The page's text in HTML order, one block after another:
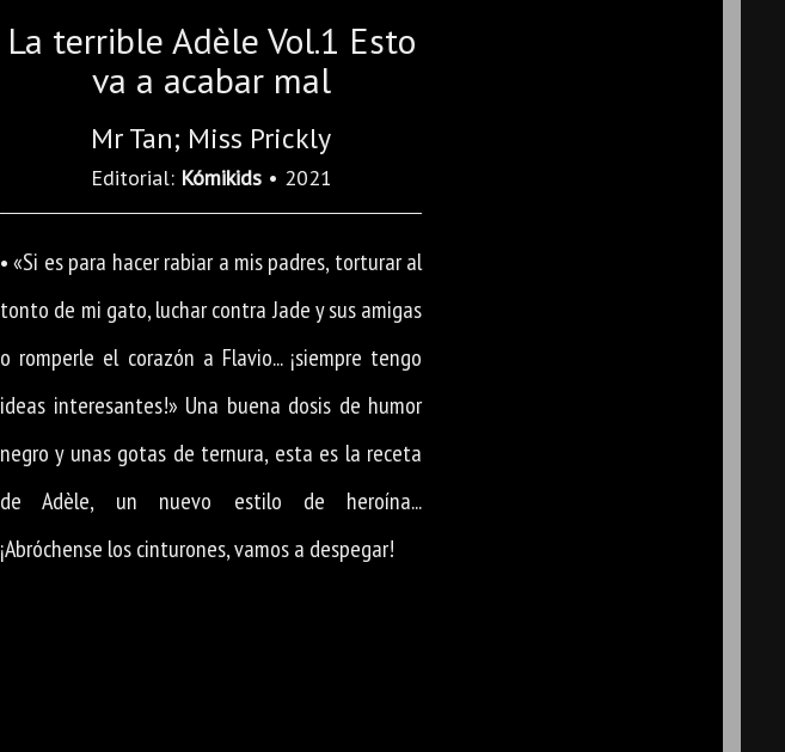
La terrible Adèle Vol.1 Esto
va a acabar mal
Mr Tan; Miss Prickly
Editorial: Kómikids• 2021
• «Si es para hacer rabiar a mis padres, torturar al
tonto de mi gato, luchar contra Jade y sus amigas
o romperle el corazón a Flavio... ¡siempre tengo
ideas interesantes!» Una buena dosis de humor
negro y unas gotas de ternura, esta es la receta
de Adèle, un nuevo estilo de heroína...
¡Abróchense los cinturones, vamos a despegar!